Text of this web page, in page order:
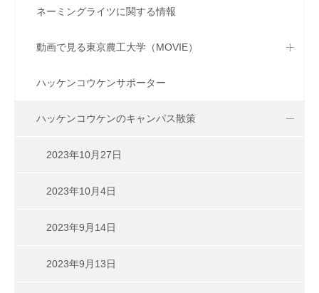
ネーミングライツに関する情報
動画で見る東京農工大学（MOVIE）
ハッケンコウケンサポーター
ハッケンコウケンのキャンパス散策
2023年10月27日
2023年10月4日
2023年9月14日
2023年9月13日